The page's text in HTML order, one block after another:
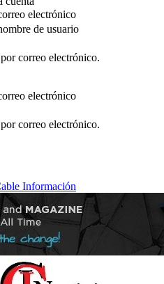
electrónico
de usuario
correo electrónico.
electrónico
correo electrónico.
Información